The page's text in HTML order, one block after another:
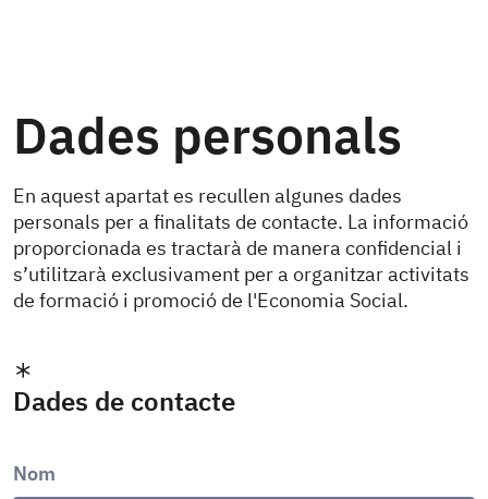
Dades personals
En aquest apartat es recullen algunes dades
personals per a finalitats de contacte. La informació
proporcionada es tractarà de manera confidencial i
s’utilitzarà exclusivament per a organitzar activitats
de formació i promoció de l'Economia Social.
Dades de contacte
Nom